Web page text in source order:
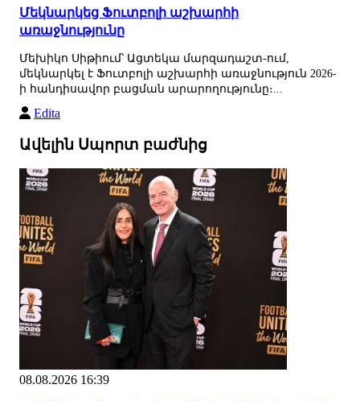
Մեկնարկեց Ֆուտբոլի աշխարհի
առաջնությունը
Մեխիկո Սիթիում՝ Ացտեկա մարզադաշտ-ում,
մեկնարկել է Ֆուտբոլի աշխարհի առաջնություն 2026-
ի հանդիսավոր բացման արարողությունը։...
Edita
Ավելին Սպորտ բաժնից
08.08.2026 16:39